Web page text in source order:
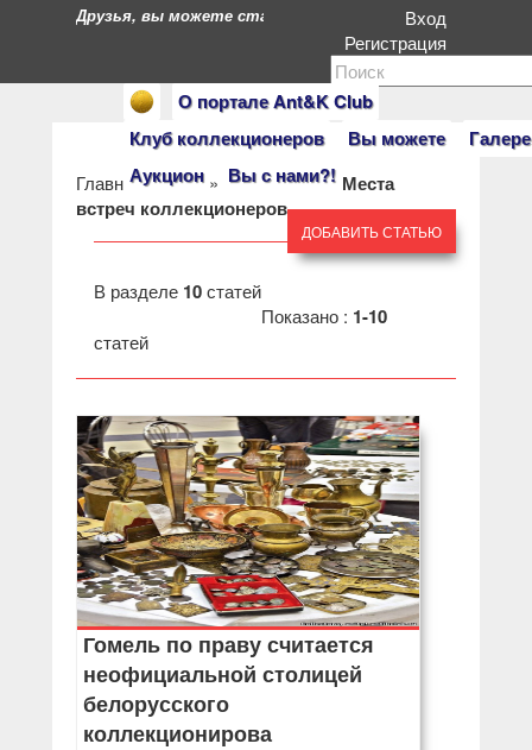
О портале Ant&K Club
Клуб коллекционеров
Вы можете
Аукцион
Вы с нами?!
Друзья, вы можете стать героями нашего портала.
Вход
Регистрация
Главная»Клуб » Темы Клуба» Места
встреч коллекционеров
ДОБАВИТЬ СТАТЬЮ
В разделе 10статей
Показано : 1-10
статей
Гомель по праву считается
неофициальной столицей
белорусского
коллекционирова